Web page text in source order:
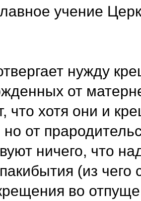
учение
нужду
от
что хотя они и
но от
ничего, что
(из чего
во